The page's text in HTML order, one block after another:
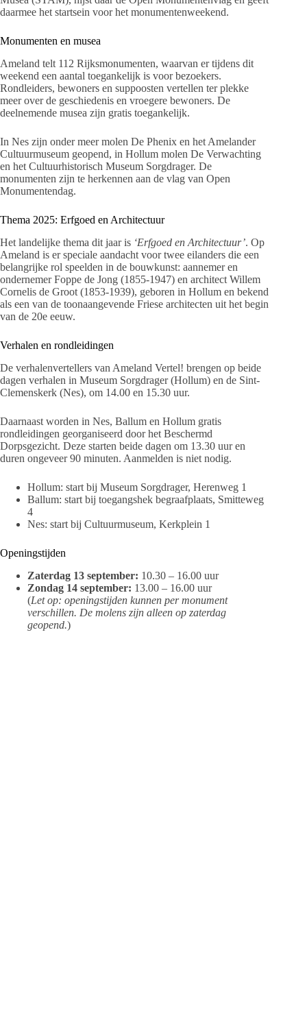
daarmee het startsein voor het monumentenweekend.
Monumenten en musea
Ameland telt 112 Rijksmonumenten, waarvan er tijdens dit
weekend een aantal toegankelijk is voor bezoekers.
Rondleiders, bewoners en suppoosten vertellen ter plekke
meer over de geschiedenis en vroegere bewoners. De
deelnemende musea zijn gratis toegankelijk.
In Nes zijn onder meer molen De Phenix en het Amelander
Cultuurmuseum geopend, in Hollum molen De Verwachting
en het Cultuurhistorisch Museum Sorgdrager. De
monumenten zijn te herkennen aan de vlag van Open
Monumentendag.
Thema 2025: Erfgoed en Architectuur
Het landelijke thema dit jaar is ‘Erfgoed en Architectuur’. Op
Ameland is er speciale aandacht voor twee eilanders die een
belangrijke rol speelden in de bouwkunst: aannemer en
ondernemer Foppe de Jong (1855-1947) en architect Willem
Cornelis de Groot (1853-1939), geboren in Hollum en bekend
als een van de toonaangevende Friese architecten uit het begin
van de 20e eeuw.
Verhalen en rondleidingen
De verhalenvertellers van Ameland Vertel! brengen op beide
dagen verhalen in Museum Sorgdrager (Hollum) en de Sint-
Clemenskerk (Nes), om 14.00 en 15.30 uur.
Daarnaast worden in Nes, Ballum en Hollum gratis
rondleidingen georganiseerd door het Beschermd
Dorpsgezicht. Deze starten beide dagen om 13.30 uur en
duren ongeveer 90 minuten. Aanmelden is niet nodig.
Hollum: start bij Museum Sorgdrager, Herenweg 1
Ballum: start bij toegangshek begraafplaats, Smitteweg
4
Nes: start bij Cultuurmuseum, Kerkplein 1
Openingstijden
Zaterdag 13 september: 10.30 – 16.00 uur
Zondag 14 september: 13.00 – 16.00 uur
(Let op: openingstijden kunnen per monument
verschillen. De molens zijn alleen op zaterdag
geopend.)